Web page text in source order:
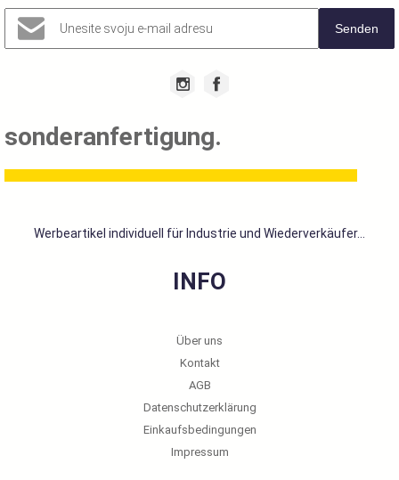
Senden
sonderanfertigung.
Werbeartikel individuell für Industrie und Wiederverkäufer...
INFO
Über uns
Kontakt
AGB
Datenschutzerklärung
Einkaufsbedingungen
Impressum